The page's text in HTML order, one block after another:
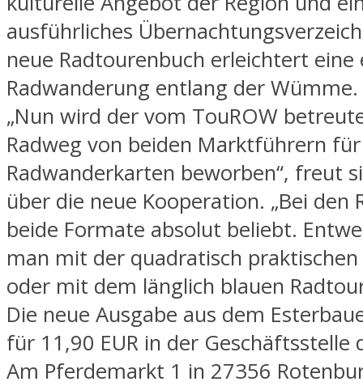
ausführliches
neue Radtourenbuch erleichtert
Radwanderung entlang der Wümme.
„Nun wird der vom TouROW
Radweg von beiden Marktführern für
Radwanderkarten beworben“, freut
über die neue Kooperation. „Bei den
beide Formate absolut beliebt.
man mit der quadratisch praktischen
oder mit dem länglich blauen
Die neue Ausgabe aus dem
für 11,90 EUR in der Geschäftsstelle
Am Pferdemarkt 1 in 27356